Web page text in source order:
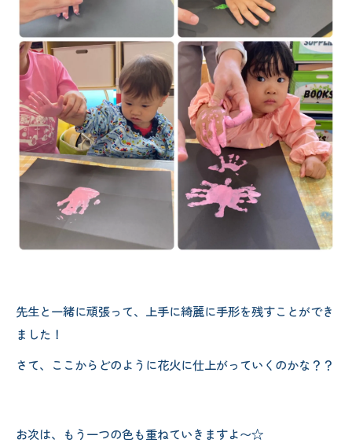
先生と一緒に頑張って、上手に綺麗に手形を残すことができ
ました！
さて、ここからどのように花火に仕上がっていくのかな？？
お次は、もう一つの色も重ねていきますよ〜☆